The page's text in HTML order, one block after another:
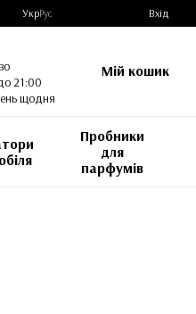
УкрРус Вхід
21:00
щодня
Мій кошик
Пробники
для
парфумів